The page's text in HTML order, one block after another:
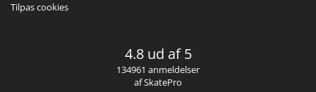
Tilpas cookies
4.8 ud af 5
134961 anmeldelser
af SkatePro